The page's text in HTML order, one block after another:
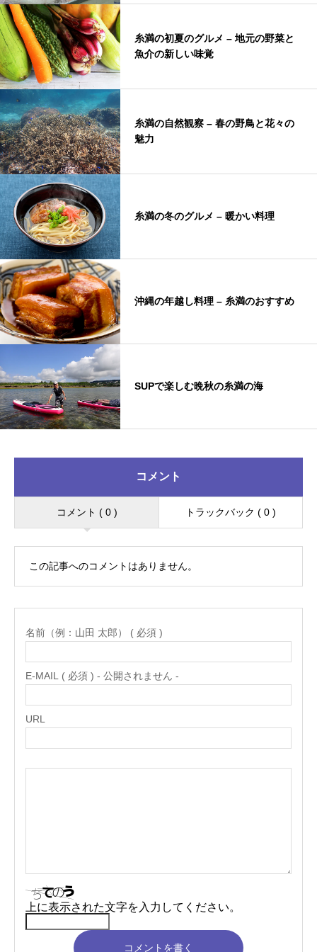
糸満の初夏のグルメ – 地元の野菜と
魚介の新しい味覚
糸満の自然観察 – 春の野鳥と花々の
魅力
糸満の冬のグルメ – 暖かい料理
沖縄の年越し料理 – 糸満のおすすめ
SUPで楽しむ晩秋の糸満の海
コメント
コメント ( 0 ) トラックバック ( 0 )
この記事へのコメントはありません。
名前（例：山田 太郎） ( 必須 )
E-MAIL ( 必須 ) - 公開されません -
URL
上に表示された文字を入力してください。
コメントを書く